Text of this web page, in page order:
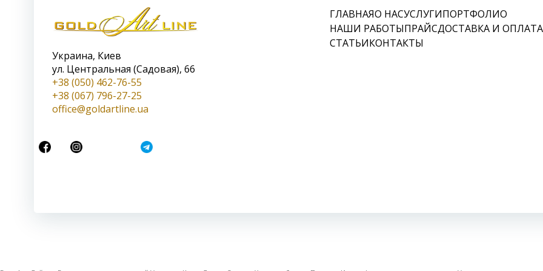
Украина, Киев
ул. Центральная (Садовая), 66
+38 (050) 462-76-55
+38 (067) 796-27-25
office@goldartline.ua
ГЛАВНАЯО НАСУСЛУГИПОРТФОЛИО
НАШИ РАБОТЫПРАЙСДОСТАВКА И ОПЛАТА
СТАТЬИКОНТАКТЫ